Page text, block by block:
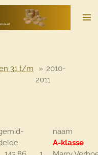
31 t/m
» 2010-
2011
naam
A-klasse